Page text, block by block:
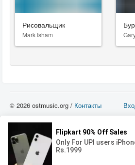
Рисовальщик
Mark Isham
© 2026 ostmusic.org / Контакты
можете использовать такие материалы только в
использование производится с
вы должны приобрести лицензионную запись.